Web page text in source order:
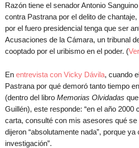
Razón tiene el senador Antonio
contra Pastrana por el delito de
por el fuero presidencial tenga que ser
Acusaciones de la Cámara, un tribunal
cooptado por el uribismo en el poder. (
En entrevista con Vicky Dávila, cuando
Pastrana por qué demoró tanto tiempo
(dentro del libro Memorias Olvidadas
Guillén), este responde: “en el año 2000
carta, consulté con mis asesores qué se
dijeron “absolutamente nada”, porque ya
investigación”.